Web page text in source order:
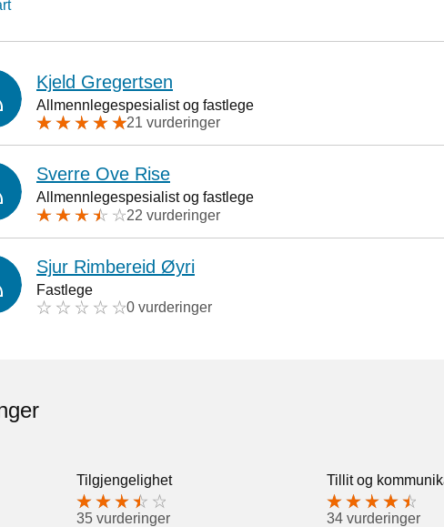
Kjeld Gregertsen
Allmennlegespesialist og fastlege
21 vurderinger
Sverre Ove Rise
Allmennlegespesialist og fastlege
22 vurderinger
Sjur Rimbereid Øyri
Fastlege
0 vurderinger
Tilgjengelighet
35 vurderinger
Tillit og
34 vurderinger